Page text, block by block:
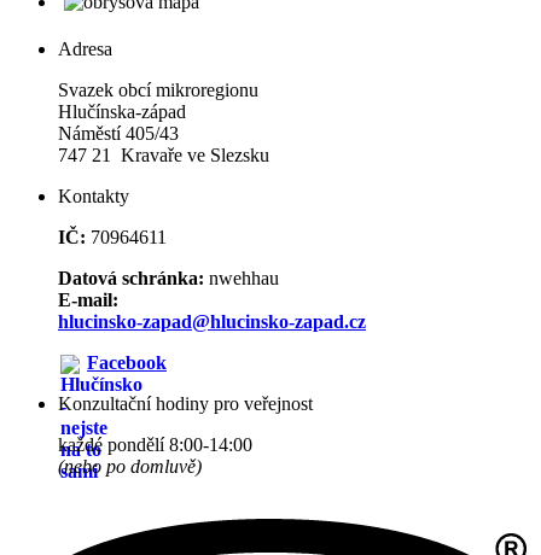
Adresa
Svazek obcí mikroregionu
Hlučínska-západ
Náměstí 405/43
747 21 Kravaře ve Slezsku
Kontakty
IČ: 70964611
Datová schránka: nwehhau
E-mail:
hlucinsko-zapad@hlucinsko-zapad.cz
Facebook
Konzultační hodiny pro veřejnost
každé pondělí 8:00-14:00
(nebo po domluvě)